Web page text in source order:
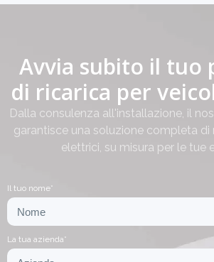
Avvia subito il tuo
di ricarica per
Dalla consulenza all'installazione, il
garantisce una soluzione completa di
elettrici, su misura per le tue
Il tuo nome*
La tua azienda*